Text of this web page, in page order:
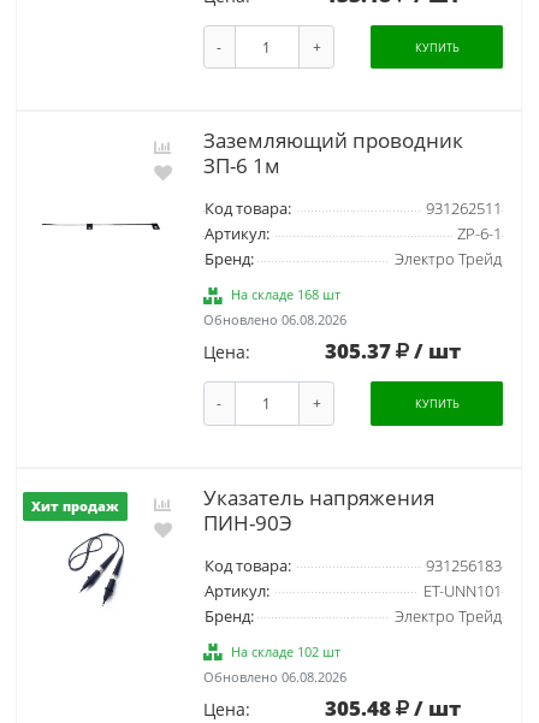
- + КУПИТЬ
Заземляющий проводник
ЗП-6 1м
Код товара:
931262511
Артикул:
ZP-6-1
Бренд:
Электро Трейд
На складе 168 шт
Обновлено 06.08.2026
Цена: 305.37 / шт
- + КУПИТЬ
Хит продаж
Указатель напряжения
ПИН-90Э
Код товара:
931256183
Артикул:
ET-UNN101
Бренд:
Электро Трейд
На складе 102 шт
Обновлено 06.08.2026
Цена: 305.48 / шт